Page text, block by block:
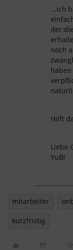
...ich
noch
Hilft
Liebe
YuBl
mitarbeiter
kurzfristig